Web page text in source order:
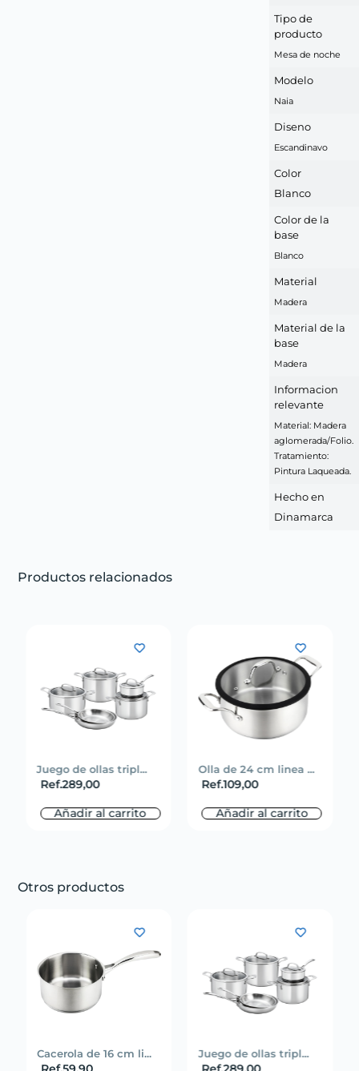
Tipo de
producto
Mesa de noche
Modelo
Naia
Diseno
Escandinavo
Color
Blanco
Color de la
base
Blanco
Material
Madera
Material de la
base
Madera
Informacion
relevante
Material: Madera
aglomerada/Folio.
Tratamiento:
Pintura Laqueada.
Hecho en
Dinamarca
Productos relacionados
Juego de ollas tripl...
Ref.289,00
Añadir al carrito
Olla de 24 cm linea ...
Ref.109,00
Añadir al carrito
Otros productos
Cacerola de 16 cm li...
Juego de ollas tripl...